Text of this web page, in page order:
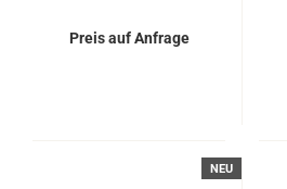
Preis auf Anfrage
NEU